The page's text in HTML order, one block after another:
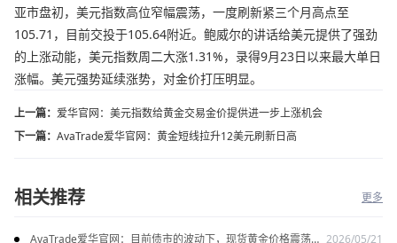
亚市盘初，美元指数高位窄幅震荡，一度刷新紧三个月高点至
105.71，目前交投于105.64附近。鲍威尔的讲话给美元提供了强劲
的上涨动能，美元指数周二大涨1.31%，录得9月23日以来最大单日
涨幅。美元强势延续涨势，对金价打压明显。
上一篇： 爱华官网：美元指数给黄金交易金价提供进一步上涨机会
下一篇： AvaTrade爱华官网：黄金短线拉升12美元刷新日高
相关推荐 更多
AvaTrade爱华官网：目前债市的波动下，现货黄金价格震荡走 2026/05/21